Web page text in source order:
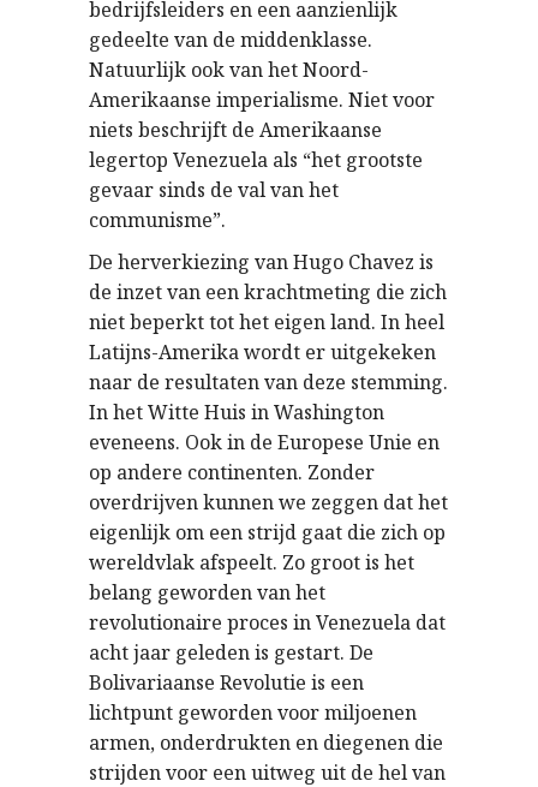
bedrijfsleiders en een aanzienlijk
gedeelte van de middenklasse.
Natuurlijk ook van het Noord-
Amerikaanse imperialisme. Niet voor
niets beschrijft de Amerikaanse
legertop Venezuela als “het grootste
gevaar sinds de val van het
communisme”.
De herverkiezing van Hugo Chavez is
de inzet van een krachtmeting die zich
niet beperkt tot het eigen land. In heel
Latijns-Amerika wordt er uitgekeken
naar de resultaten van deze stemming.
In het Witte Huis in Washington
eveneens. Ook in de Europese Unie en
op andere continenten. Zonder
overdrijven kunnen we zeggen dat het
eigenlijk om een strijd gaat die zich op
wereldvlak afspeelt. Zo groot is het
belang geworden van het
revolutionaire proces in Venezuela dat
acht jaar geleden is gestart. De
Bolivariaanse Revolutie is een
lichtpunt geworden voor miljoenen
armen, onderdrukten en diegenen die
strijden voor een uitweg uit de hel van